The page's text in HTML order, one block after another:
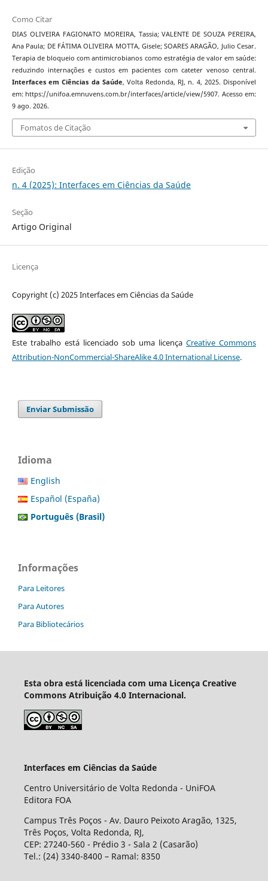
Como Citar
DIAS OLIVEIRA FAGIONATO MOREIRA, Tassia; VALENTE DE SOUZA PEREIRA,
Ana Paula; DE FÁTIMA OLIVEIRA MOTTA, Gisele; SOARES ARAGÃO, Julio Cesar.
Terapia de bloqueio com antimicrobianos como estratégia de valor em saúde:
reduzindo internações e custos em pacientes com cateter venoso central.
Interfaces em Ciências da Saúde, Volta Redonda, RJ, n. 4, 2025. Disponível
em: https://unifoa.emnuvens.com.br/interfaces/article/view/5907. Acesso em:
9 ago. 2026.
Fomatos de Citação
Edição
n. 4 (2025): Interfaces em Ciências da Saúde
Seção
Artigo Original
Licença
Copyright (c) 2025 Interfaces em Ciências da Saúde
Este trabalho está licenciado sob uma licençaCreative Commons
Attribution-NonCommercial-ShareAlike 4.0 International License.
Enviar Submissão
Idioma
English
Español (España)
Português (Brasil)
Informações
Para Leitores
Para Autores
Para Bibliotecários
Esta obra está licenciada com uma Licença Creative
Commons Atribuição 4.0 Internacional.
Interfaces em Ciências da Saúde
Centro Universitário de Volta Redonda - UniFOA
Editora FOA
Campus Três Poços - Av. Dauro Peixoto Aragão, 1325,
Três Poços, Volta Redonda, RJ,
CEP: 27240-560 - Prédio 3 - Sala 2 (Casarão)
Tel.: (24) 3340-8400 – Ramal: 8350